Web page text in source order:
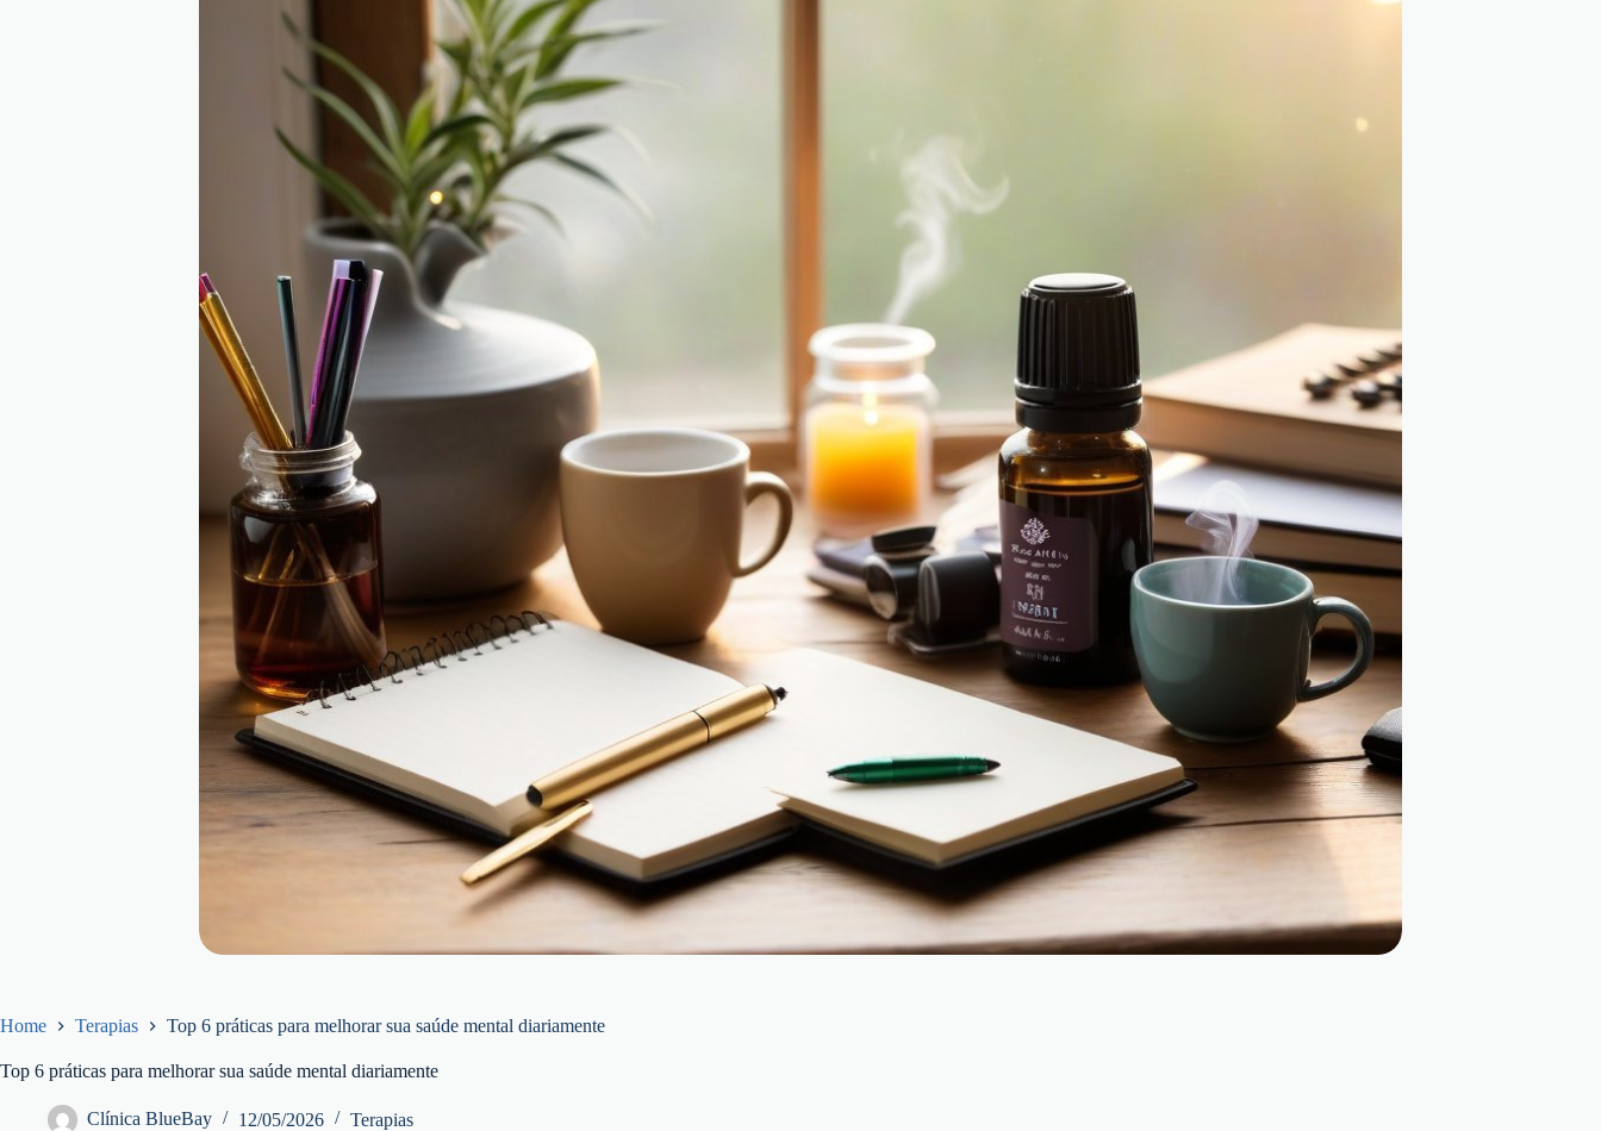
Home Terapias Top 6 práticas para melhorar sua saúde mental diariamente
Top 6 práticas para melhorar sua saúde mental diariamente
Clínica BlueBay 12/05/2026 Terapias